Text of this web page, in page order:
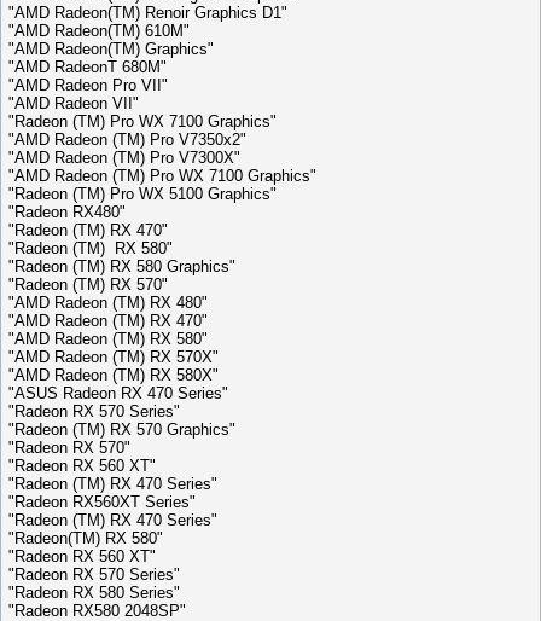
"AMD Radeon(TM) Renoir Graphics D1"
"AMD Radeon(TM) 610M"
"AMD Radeon(TM) Graphics"
"AMD RadeonT 680M"
"AMD Radeon Pro VII"
"AMD Radeon VII"
"Radeon (TM) Pro WX 7100 Graphics"
"AMD Radeon (TM) Pro V7350x2"
"AMD Radeon (TM) Pro V7300X"
"AMD Radeon (TM) Pro WX 7100 Graphics"
"Radeon (TM) Pro WX 5100 Graphics"
"Radeon RX480"
"Radeon (TM) RX 470"
"Radeon (TM) RX 580"
"Radeon (TM) RX 580 Graphics"
"Radeon (TM) RX 570"
"AMD Radeon (TM) RX 480"
"AMD Radeon (TM) RX 470"
"AMD Radeon (TM) RX 580"
"AMD Radeon (TM) RX 570X"
"AMD Radeon (TM) RX 580X"
"ASUS Radeon RX 470 Series"
"Radeon RX 570 Series"
"Radeon (TM) RX 570 Graphics"
"Radeon RX 570"
"Radeon RX 560 XT"
"Radeon (TM) RX 470 Series"
"Radeon RX560XT Series"
"Radeon (TM) RX 470 Series"
"Radeon(TM) RX 580"
"Radeon RX 560 XT"
"Radeon RX 570 Series"
"Radeon RX 580 Series"
"Radeon RX580 2048SP"